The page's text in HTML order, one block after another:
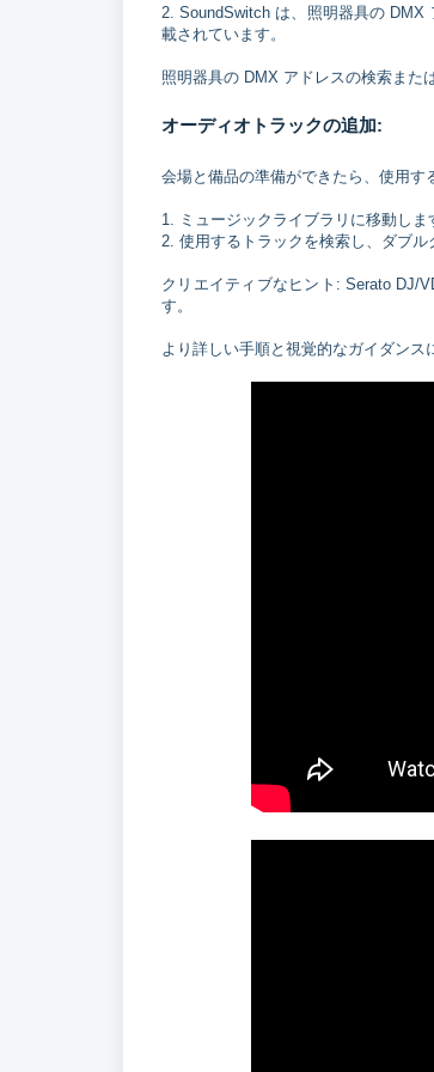
2. SoundSwitch は、照明器具の DMX
載されています。
照明器具の DMX アドレスの検索また
オーディオトラックの追加:
会場と備品の準備ができたら、使用す
1. ミュージックライブラリに移動しま
2. 使用するトラックを検索し、ダブル
クリエイティブなヒント: Serato DJ/
す。
より詳しい手順と視覚的なガイダンス